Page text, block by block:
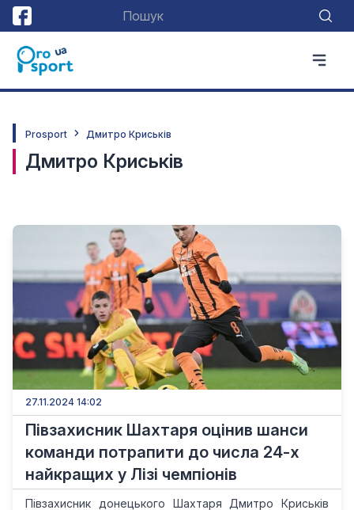
Prosport Дмитро Криськів
Дмитро Криськів
27.11.2024 14:02
Півзахисник Шахтаря оцінив шанси
команди потрапити до числа 24-х
найкращих у Лізі чемпіонів
Півзахисник донецького Шахтаря Дмитро Криськів